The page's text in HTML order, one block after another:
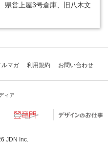
県営上屋3号倉庫、旧八木文
ルマガ 利用規約 お問い合わせ
ィア
JDN Inc.